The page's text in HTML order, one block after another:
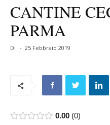
CANTINE
PARMA
Di - 25 Febbraio 2019
0.00 0